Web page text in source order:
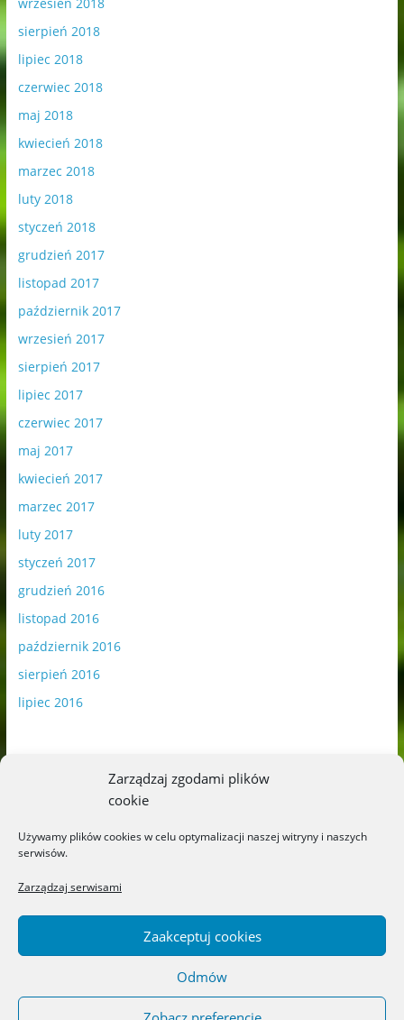
Zarządzaj zgodami plików
cookie
Używamy plików cookies w celu optymalizacji naszej witryny i naszych
serwisów.
Zarządzaj serwisami
Zaakceptuj cookies
Odmów
wrzesień 2018
sierpień 2018
lipiec 2018
czerwiec 2018
maj 2018
kwiecień 2018
marzec 2018
luty 2018
styczeń 2018
grudzień 2017
listopad 2017
październik 2017
wrzesień 2017
sierpień 2017
lipiec 2017
czerwiec 2017
maj 2017
kwiecień 2017
marzec 2017
luty 2017
styczeń 2017
grudzień 2016
listopad 2016
październik 2016
sierpień 2016
lipiec 2016
Blog o książkach dla dzieci i młodzieży –
recenzje i rekomendacje. All rights reserved.